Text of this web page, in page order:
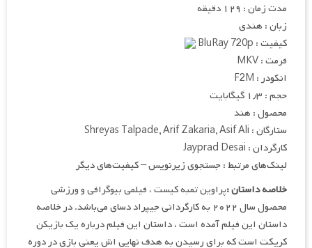
مدت زمان : ۱۲۹ دقیقه
زبان : هندی
کیفیت : BluRay 720p
فرمت : MKV
انکودر : F2M
حجم : ۱٫۳ گیگابایت
محصول : هند
ستارگان : Shreyas Talpade, Arif Zakaria, Asif Ali
کارگردان : Jayprad Desai
لینک‌های مرتبط : جستجوی زیرنویس – کیفیت‌های دیگر
خلاصه داستان :پراوین تمبه کیست ، فیلمی بیوگرافی و ورزشی
محصول سال ۲۰۲۲ به کارگردانی جیپراد دسای می‌باشد. در خلاصه
داستان این فیلم آمده است ، داستان این فیلم درباره یک بازیکن
کریکت است که برای رسیدن به هدف نهایی اش یعنی بازی در دوره